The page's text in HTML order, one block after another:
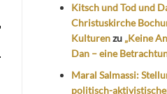
Kitsch und Tod und
Christuskirche
Kulturenzu „Keine
Dan – eine
Maral Salmassi:
politisch-